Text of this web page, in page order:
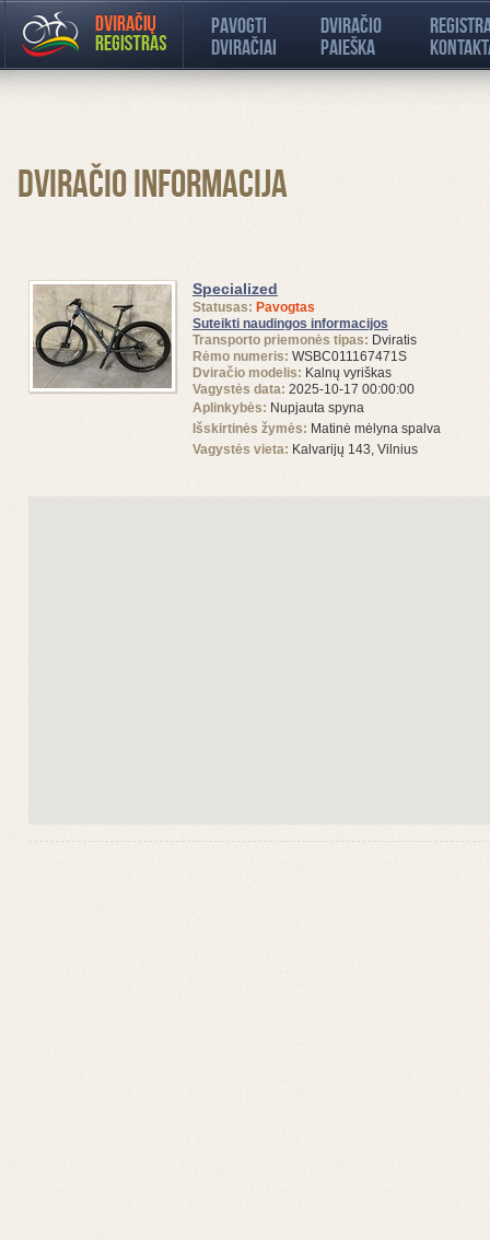
Pavogti
dviračiai
Dviračio
paieška
Dviračio informacija
Specialized
Statusas: Pavogtas
Suteikti naudingos informacijos
Transporto priemonės tipas: Dviratis
Rėmo numeris: WSBC011167471S
Dviračio modelis: Kalnų vyriškas
Vagystės data: 2025-10-17 00:00:00
Aplinkybės: Nupjauta spyna
Išskirtinės žymės: Matinė mėlyna spalva
Vagystės vieta: Kalvarijų 143, Vilnius